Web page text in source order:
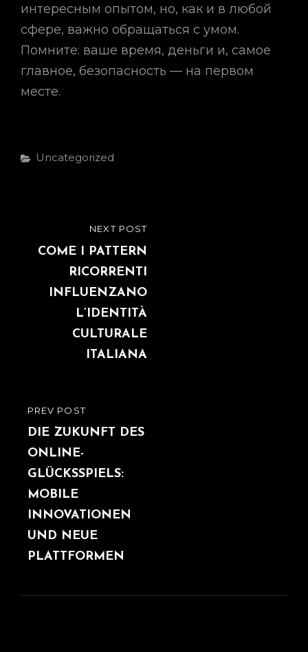
интересным опытом, но, как и в любой
сфере, важно обращаться с умом.
Помните: ваше время, деньги и, самое
главное, безопасность — на первом
месте.
Categories
Uncategorized
navigation
PREVIOUS
POST
PREV POST
DIE ZUKUNFT DES
ONLINE-
GLÜCKSSPIELS:
MOBILE
INNOVATIONEN
UND NEUE
PLATTFORMEN
POST
NEXT POST
COME I PATTERN
RICORRENTI
INFLUENZANO
L’IDENTITÀ
CULTURALE
ITALIANA